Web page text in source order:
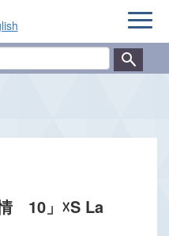
品
ナ
ゲ
情 10」☓S La